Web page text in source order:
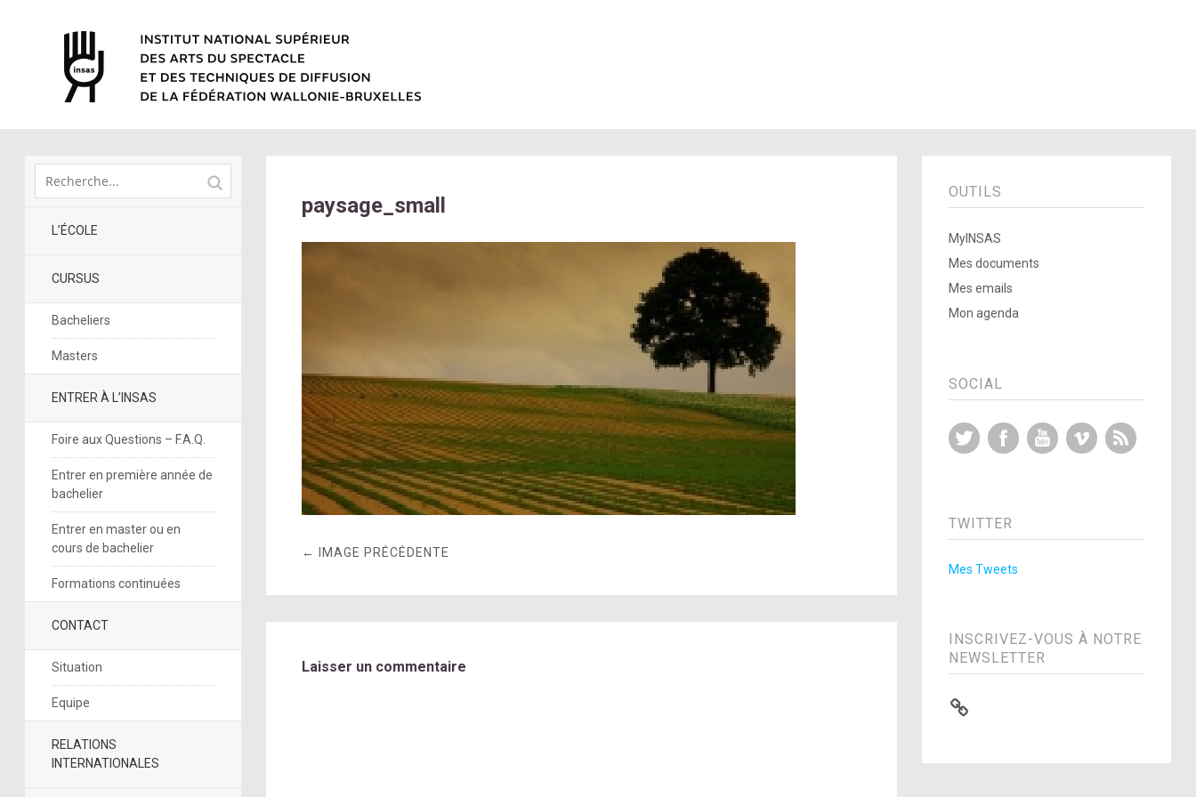
L’ÉCOLE
CURSUS
Bacheliers
Masters
ENTRER À L’INSAS
Foire aux Questions – F.A.Q.
Entrer en première année de
bachelier
Entrer en master ou en
cours de bachelier
Formations continuées
CONTACT
Situation
Equipe
RELATIONS
INTERNATIONALES
paysage_small
← IMAGE PRÉCÉDENTE
Laisser un commentaire
OUTILS
MyINSAS
Mes documents
Mes emails
Mon agenda
SOCIAL
Twitter FacebookYouTubeVimeo
TWITTER
Mes Tweets
INSCRIVEZ-VOUS À NOTRE
NEWSLETTER